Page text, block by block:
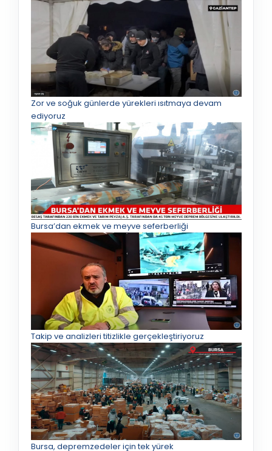
Zor ve soğuk günlerde yürekleri ısıtmaya devam
ediyoruz
Bursa’dan ekmek ve meyve seferberliği
Takip ve analizleri titizlikle gerçekleştiriyoruz
Bursa, depremzedeler için tek yürek